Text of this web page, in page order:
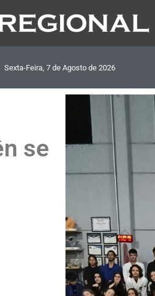
Sexta-Feira, 7de Agostode 2026
se